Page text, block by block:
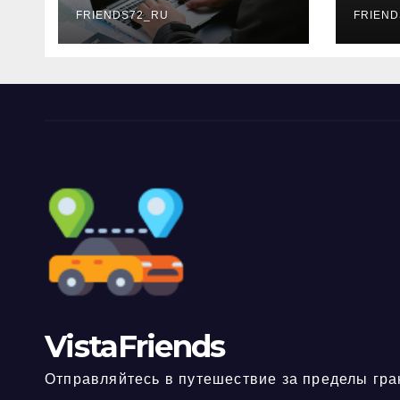
FRIENDS72_RU
VistaFriends
Отправляйтесь в путешествие за пределы